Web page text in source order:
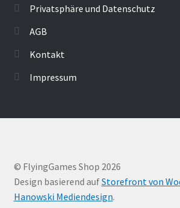
Privatsphäre und Datenschutz
AGB
Kontakt
Impressum
© FlyingGames Shop 2026
Design basierend aufStorefront von
Hanowski Mediendesign.